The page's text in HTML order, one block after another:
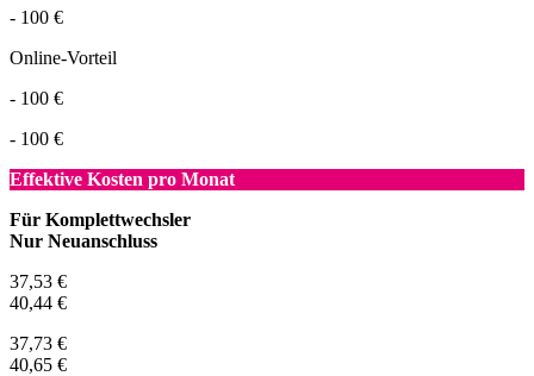
- 100 €
Online-Vorteil
- 100 €
- 100 €
Effektive Kosten pro Monat
Für Komplettwechsler
Nur Neuanschluss
37,53 €
40,44 €
37,73 €
40,65 €